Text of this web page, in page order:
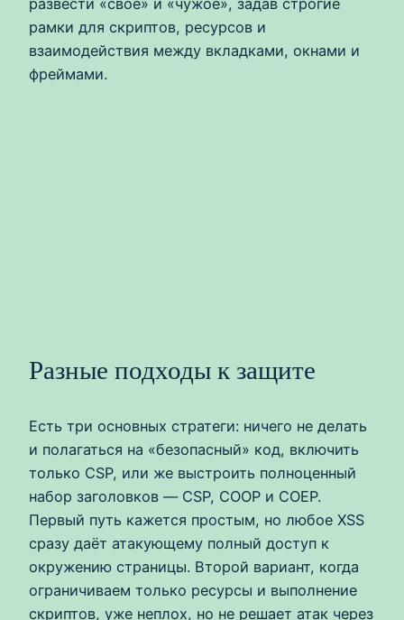
рамки для скриптов, ресурсов и
взаимодействия между вкладками, окнами и
фреймами.
Разные подходы к защите
Есть три основных стратеги: ничего не делать
и полагаться на «безопасный» код, включить
только CSP, или же выстроить полноценный
набор заголовков — CSP, COOP и COEP.
Первый путь кажется простым, но любое XSS
сразу даёт атакующему полный доступ к
окружению страницы. Второй вариант, когда
ограничиваем только ресурсы и выполнение
скриптов, уже неплох, но не решает атак через